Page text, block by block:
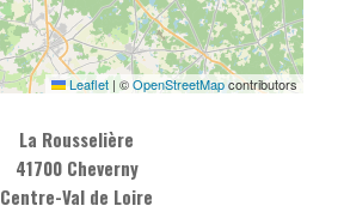
Leaflet | ©OpenStreetMapcontributors
La Rousselière
41700 Cheverny
Centre-Val de Loire